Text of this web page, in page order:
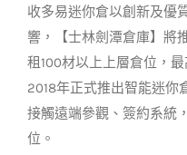
收多易迷你倉以創新及優
響，【士林劍潭倉庫】將
租100材以上上層倉位，
2018年正式推出智能迷你
接觸遠端參觀、簽約系統
位。